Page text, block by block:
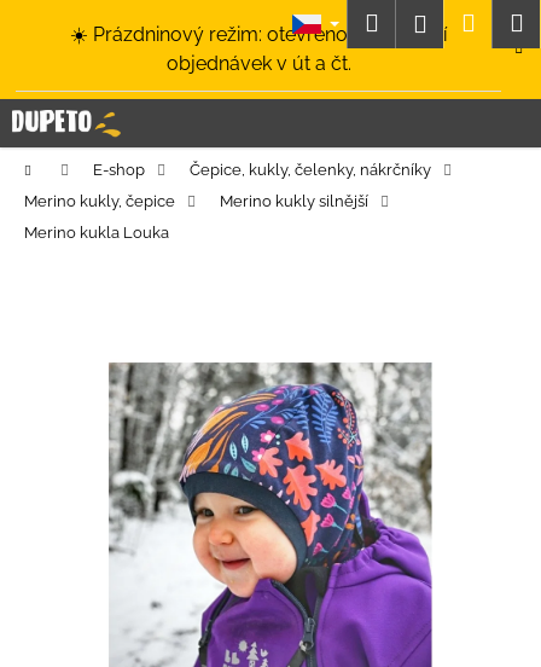
☀️ Prázdninový režim: otevřeno a odesílání
objednávek v út a čt.
HledatPřihlášení
Domů E-shop
Čepice, kukly, čelenky, nákrčníky
Merino kukly, čepice
Merino kukly silnější
Merino kukla Louka
í
k C
o
p
o